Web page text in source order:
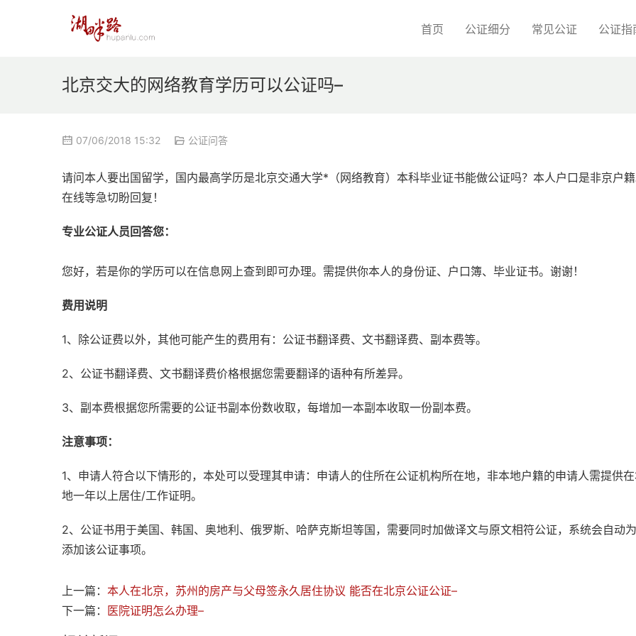
首页 公证细分 常见公证 公证指
北京交大的网络教育学历可以公证吗–
07/06/2018 15:32 公证问答
请问本人要出国留学，国内最高学历是北京交通大学*（网络教育）本科毕业证书能做公证吗？本人户口是非京户
在线等急切盼回复！
专业公证人员回答您：
您好，若是你的学历可以在信息网上查到即可办理。需提供你本人的身份证、户口簿、毕业证书。谢谢！
费用说明
1、除公证费以外，其他可能产生的费用有：公证书翻译费、文书翻译费、副本费等。
2、公证书翻译费、文书翻译费价格根据您需要翻译的语种有所差异。
3、副本费根据您所需要的公证书副本份数收取，每增加一本副本收取一份副本费。
注意事项：
1、申请人符合以下情形的，本处可以受理其申请：申请人的住所在公证机构所在地，非本地户籍的申请人需提供
地一年以上居住/工作证明。
2、公证书用于美国、韩国、奥地利、俄罗斯、哈萨克斯坦等国，需要同时加做译文与原文相符公证，系统会自动
添加该公证事项。
上一篇： 本人在北京，苏州的房产与父母签永久居住协议 能否在北京公证公证–
下一篇： 医院证明怎么办理–